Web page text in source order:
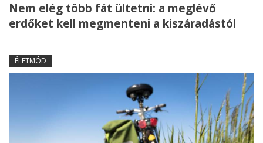
Nem elég több fát ültetni: a meglévő
erdőket kell megmenteni a kiszáradástól
ÉLETMÓD